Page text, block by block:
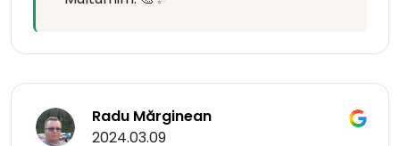
Radu Mărginean
2024.03.09